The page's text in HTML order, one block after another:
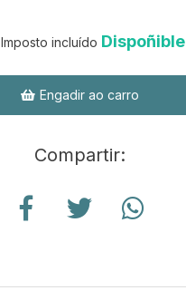
Imposto incluído Dispoñible
Engadir ao carro
Compartir: